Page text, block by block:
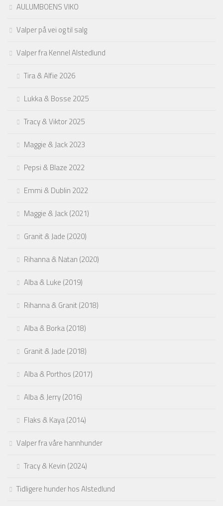
AULUMBOENS VIKO
Valper på vei og til salg
Valper fra Kennel Alstedlund
Tira & Alfie 2026
Lukka & Bosse 2025
Tracy & Viktor 2025
Maggie & Jack 2023
Pepsi & Blaze 2022
Emmi & Dublin 2022
Maggie & Jack (2021)
Granit & Jade (2020)
Rihanna & Natan (2020)
Alba & Luke (2019)
Rihanna & Granit (2018)
Alba & Borka (2018)
Granit & Jade (2018)
Alba & Porthos (2017)
Alba & Jerry (2016)
Flaks & Kaya (2014)
Valper fra våre hannhunder
Tracy & Kevin (2024)
Tidligere hunder hos Alstedlund